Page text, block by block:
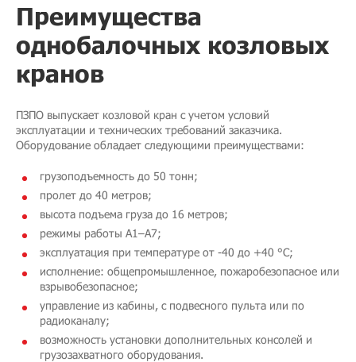
Преимущества
однобалочных козловых
кранов
ПЗПО выпускает козловой кран с учетом условий
эксплуатации и технических требований заказчика.
Оборудование обладает следующими преимуществами:
грузоподъемность до 50 тонн;
пролет до 40 метров;
высота подъема груза до 16 метров;
режимы работы A1–A7;
эксплуатация при температуре от -40 до +40 °C;
исполнение: общепромышленное, пожаробезопасное или
взрывобезопасное;
управление из кабины, с подвесного пульта или по
радиоканалу;
возможность установки дополнительных консолей и
грузозахватного оборудования.